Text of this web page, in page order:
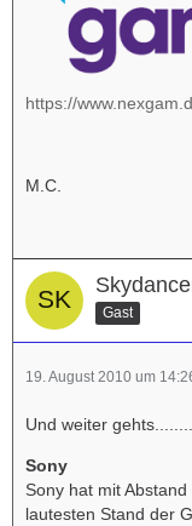
https://
M.C.
Gast
19. August 2010 um
Und weiter
Sony
Sony hat mit
lautesten Stand der